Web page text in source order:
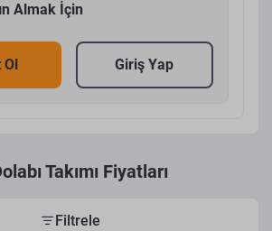
Almak İçin
Ol Giriş Yap
Takımı Fiyatları
Filtrele